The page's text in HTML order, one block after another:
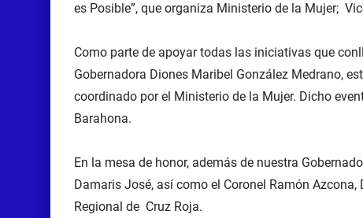
es Posible”, que organiza Ministerio de la Mujer;
Como parte de apoyar todas las iniciativas que
Gobernadora Diones Maribel González Medrano,
coordinado por el Ministerio de la Mujer. Dicho
Barahona.
En la mesa de honor, además de nuestra
Damaris José, así como el Coronel Ramón
Regional de Cruz Roja.